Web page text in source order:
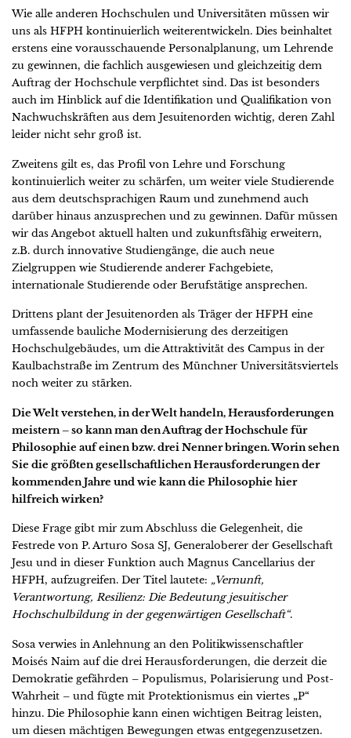
Wie alle anderen Hochschulen und Universitäten müssen wir
uns als HFPH kontinuierlich weiterentwickeln. Dies beinhaltet
erstens eine vorausschauende Personalplanung, um Lehrende
zu gewinnen, die fachlich ausgewiesen und gleichzeitig dem
Auftrag der Hochschule verpflichtet sind. Das ist besonders
auch im Hinblick auf die Identifikation und Qualifikation von
Nachwuchskräften aus dem Jesuitenorden wichtig, deren Zahl
leider nicht sehr groß ist.
Zweitens gilt es, das Profil von Lehre und Forschung
kontinuierlich weiter zu schärfen, um weiter viele Studierende
aus dem deutschsprachigen Raum und zunehmend auch
darüber hinaus anzusprechen und zu gewinnen. Dafür müssen
wir das Angebot aktuell halten und zukunftsfähig erweitern,
z.B. durch innovative Studiengänge, die auch neue
Zielgruppen wie Studierende anderer Fachgebiete,
internationale Studierende oder Berufstätige ansprechen.
Drittens plant der Jesuitenorden als Träger der HFPH eine
umfassende bauliche Modernisierung des derzeitigen
Hochschulgebäudes, um die Attraktivität des Campus in der
Kaulbachstraße im Zentrum des Münchner Universitätsviertels
noch weiter zu stärken.
Die Welt verstehen, in der Welt handeln, Herausforderungen
meistern – so kann man den Auftrag der Hochschule für
Philosophie auf einen bzw. drei Nenner bringen. Worin sehen
Sie die größten gesellschaftlichen Herausforderungen der
kommenden Jahre und wie kann die Philosophie hier
hilfreich wirken?
Diese Frage gibt mir zum Abschluss die Gelegenheit, die
Festrede von P. Arturo Sosa SJ, Generaloberer der Gesellschaft
Jesu und in dieser Funktion auch Magnus Cancellarius der
HFPH, aufzugreifen. Der Titel lautete: „Vernunft,
Verantwortung, Resilienz: Die Bedeutung jesuitischer
Hochschulbildung in der gegenwärtigen Gesellschaft“.
Sosa verwies in Anlehnung an den Politikwissenschaftler
Moisés Naim auf die drei Herausforderungen, die derzeit die
Demokratie gefährden – Populismus, Polarisierung und Post-
Wahrheit – und fügte mit Protektionismus ein viertes „P“
hinzu. Die Philosophie kann einen wichtigen Beitrag leisten,
um diesen mächtigen Bewegungen etwas entgegenzusetzen.